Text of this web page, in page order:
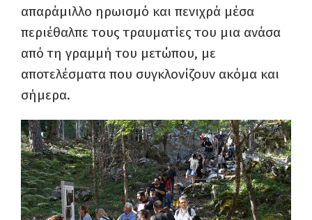
απαράμιλλο ηρωισμό και πενιχρά μέσα
περιέθαλπε τους τραυματίες του μια ανάσα
από τη γραμμή του μετώπου, με
αποτελέσματα που συγκλονίζουν ακόμα και
σήμερα.